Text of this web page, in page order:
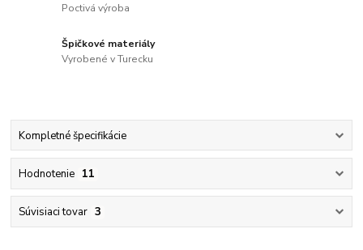
Poctivá výroba
Špičkové materiály
Vyrobené v Turecku
Kompletné špecifikácie
Hodnotenie 11
Súvisiaci tovar 3